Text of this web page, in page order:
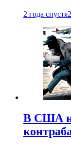
2 года спустя
В США